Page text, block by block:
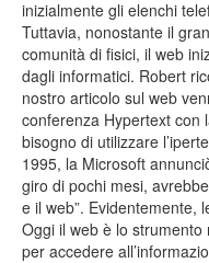
inizialmente gli elenchi
Tuttavia, nonostante il
comunità di fisici, il web
dagli informatici. Robert
nostro articolo sul web
conferenza Hypertext con
bisogno di utilizzare
1995, la Microsoft
giro di pochi mesi,
e il web”. Evidentemente,
Oggi il web è lo
per accedere